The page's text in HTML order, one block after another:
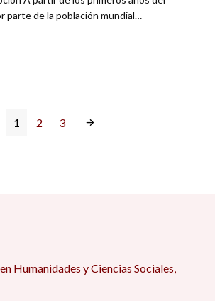
parte de la población mundial…
1 2 3
Humanidades y Ciencias Sociales,